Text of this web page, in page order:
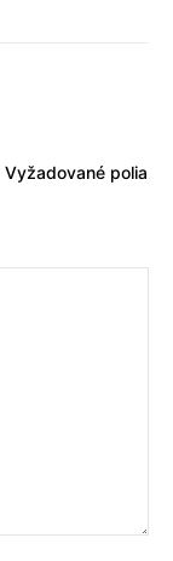
Vyžadované polia